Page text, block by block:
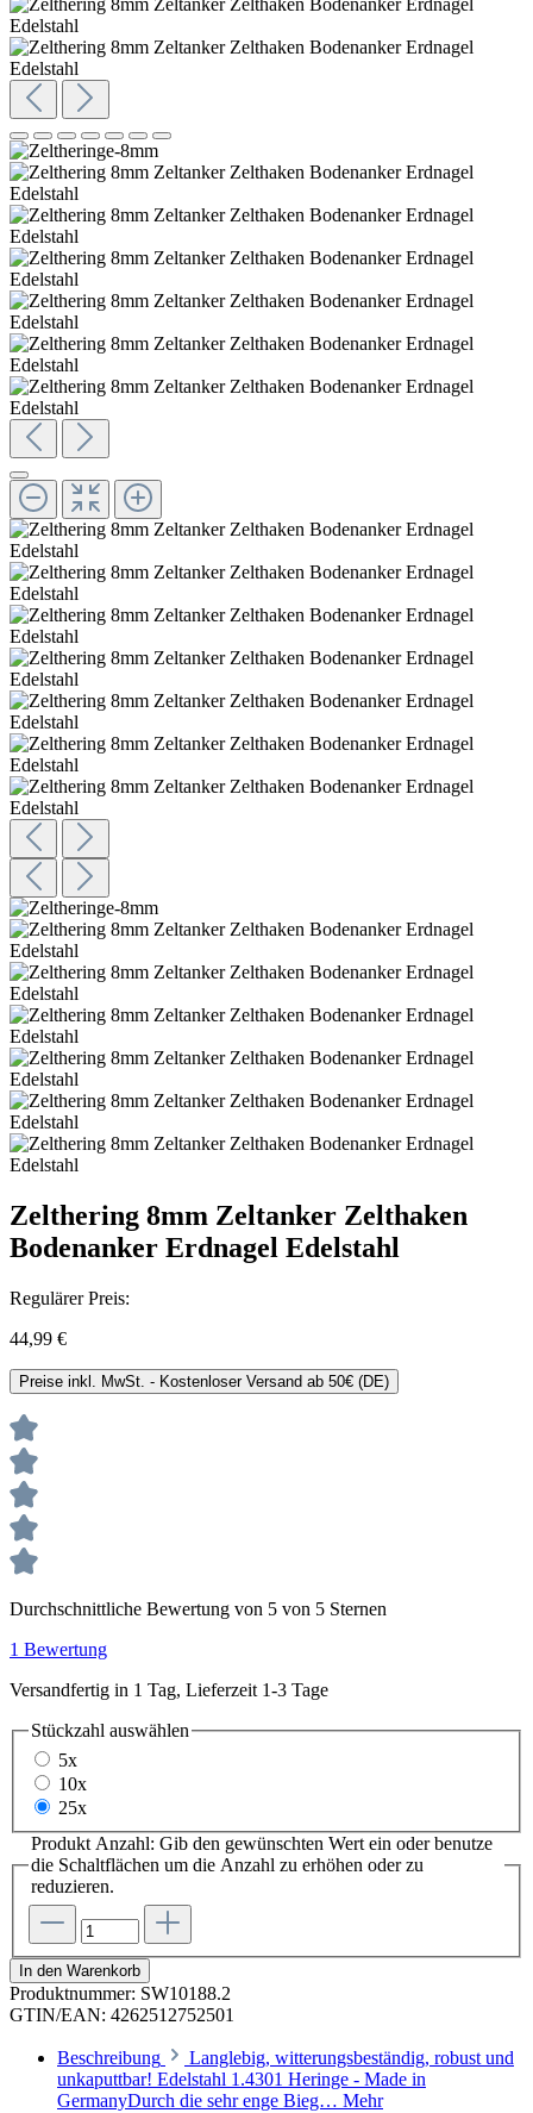
Zelthering 8mm Zeltanker Zelthaken
Bodenanker Erdnagel Edelstahl
Regulärer Preis:
44,99 €
Preise inkl. MwSt. - Kostenloser Versand ab 50€ (DE)
Durchschnittliche Bewertung von 5 von 5 Sternen
1 Bewertung
Versandfertig in 1 Tag, Lieferzeit 1-3 Tage
Stückzahl auswählen
5x
10x
25x
Produkt Anzahl: Gib den gewünschten Wert ein oder benutze
die Schaltflächen um die Anzahl zu erhöhen oder zu
reduzieren.
In den Warenkorb
Produktnummer: SW10188.2
GTIN/EAN: 4262512752501
Beschreibung
Langlebig, witterungsbeständig, robust und
unkaputtbar! Edelstahl 1.4301 Heringe - Made in
GermanyDurch die sehr enge Bieg… Mehr